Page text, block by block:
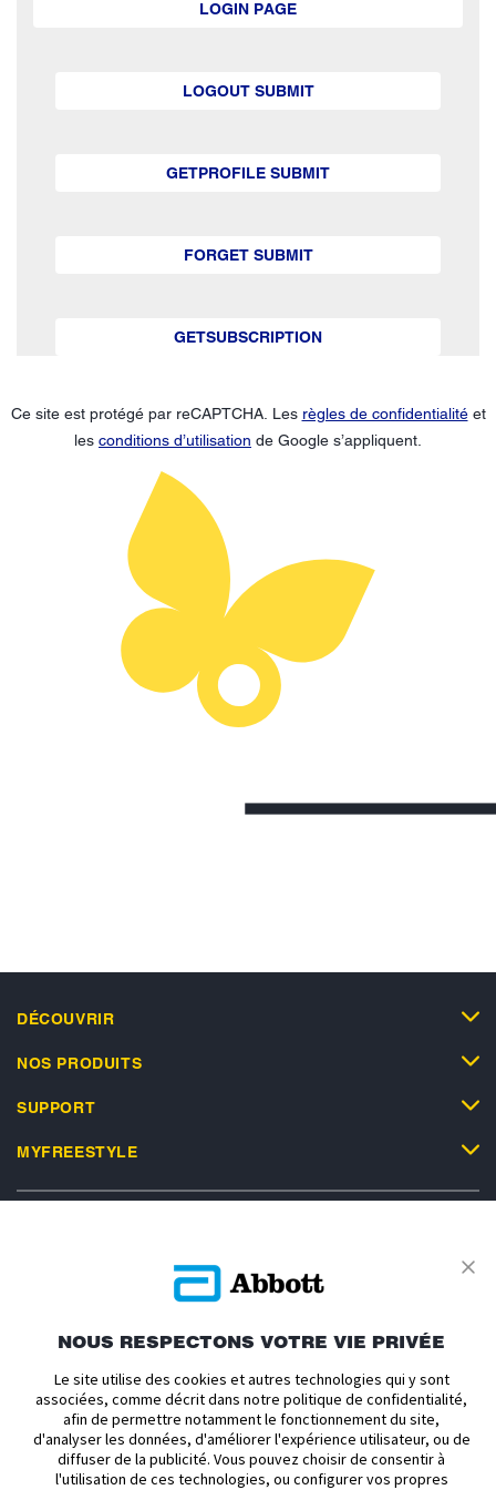
LOGIN PAGE
LOGOUT SUBMIT
GETPROFILE SUBMIT
FORGET SUBMIT
GETSUBSCRIPTION
Ce site est protégé par reCAPTCHA. Les règles de confidentialitéet
les conditions d’utilisation de Google s’appliquent.
DÉCOUVRIR
NOS PRODUITS
SUPPORT
MYFREESTYLE
Politique en matière de vie privée
Avis relatif au règlement sur les données
ADC-2693205 v1.0 Copyright © 2026 Abbott. Le boîtier du capteur,
FreeStyle, Libre, et les marques commerciales associées sont des marques
d’Abbott. mylife et YpsoPump sont des marques déposées de Ypsomed AG.
NOUS RESPECTONS VOTRE VIE PRIVÉE
Le site utilise des cookies et autres technologies qui y sont
associées, comme décrit dans notre politique de confidentialité,
afin de permettre notamment le fonctionnement du site,
d'analyser les données, d'améliorer l'expérience utilisateur, ou de
diffuser de la publicité. Vous pouvez choisir de consentir à
l'utilisation de ces technologies, ou configurer vos propres